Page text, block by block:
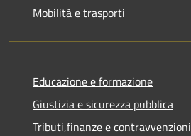
Mobilità e trasporti
Educazione e formazione
Giustizia e sicurezza pubblica
Tributi,finanze e contravvenzioni